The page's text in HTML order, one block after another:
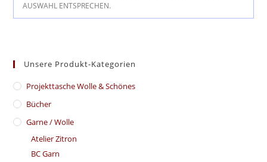
AUSWAHL ENTSPRECHEN.
Unsere Produkt-Kategorien
​Projekttasche Wolle & Schönes
Bücher
Garne / Wolle
Atelier Zitron
BC Garn